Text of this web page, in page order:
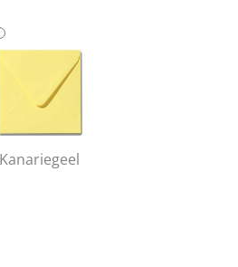
Kanariegeel